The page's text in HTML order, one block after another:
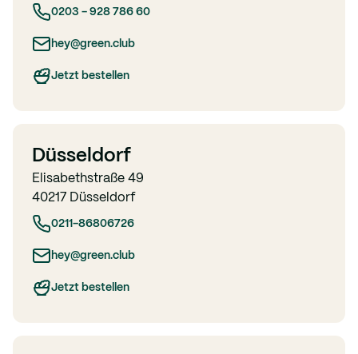
0203 - 928 786 60
hey@green.club
Jetzt bestellen
Düsseldorf
Elisabethstraße 49
40217 Düsseldorf
0211-86806726
hey@green.club
Jetzt bestellen